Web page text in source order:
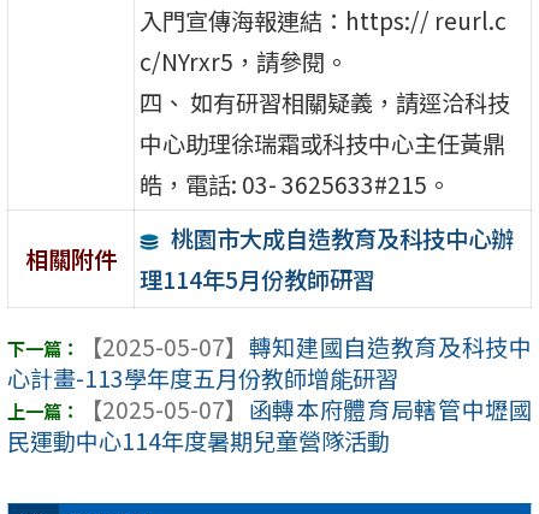
入門宣傳海報連結：https:// reurl.c
c/NYrxr5，請參閱。
四、 如有研習相關疑義，請逕洽科技
中心助理徐瑞霜或科技中心主任黃鼎
皓，電話: 03- 3625633#215。
相關附件
桃園市大成自造教育及科技中心辦
理114年5月份教師研習
【2025-05-07】 轉知建國自造教育及科技中
心計畫-113學年度五月份教師增能研習
【2025-05-07】 函轉本府體育局轄管中壢國
民運動中心114年度暑期兒童營隊活動